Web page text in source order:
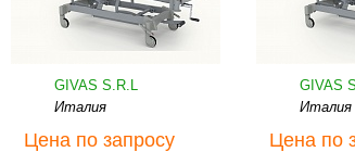
GIVAS S.R.L
Италия
Цена по запросу
GIVAS
Италия
Цена по